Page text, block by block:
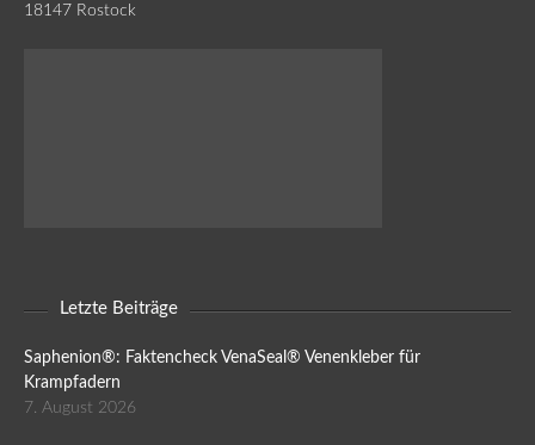
18147 Rostock
Letzte Beiträge
Saphenion®: Faktencheck VenaSeal® Venenkleber für
Krampfadern
7. August 2026